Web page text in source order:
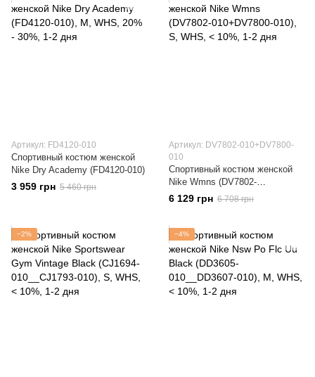
Артикул: FD4120-010
Спортивный костюм женской
Nike Dry Academy (FD4120-010)
3 959 грн 5 460 грн
Артикул: DV7802-010+DV7800-
010
Спортивный костюм женской
Nike Wmns (DV7802-
010+DV7800-010)
6 129 грн 6 708 грн
−2% −4%